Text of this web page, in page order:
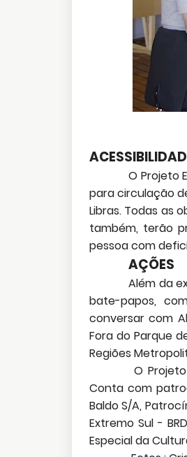
O Projeto
para circulação
Libras. Todas as
também, terão
pessoa com
AÇÕES
Além da
bate-papos,
conversar com
Fora do Parque
Regiões
O
Conta com
Baldo S/A,
Extremo Sul -
Especial da